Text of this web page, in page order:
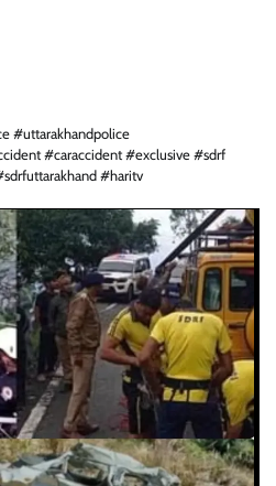
#uttarakhandpolice
#caraccident #exclusive #sdrf
#haritv